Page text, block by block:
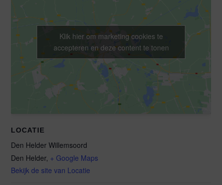
LOCATIE
Den Helder Willemsoord
Den Helder, + Google Maps
Bekijk de site van Locatie
Klik hier om marketing cookies te
accepteren en deze content te tonen